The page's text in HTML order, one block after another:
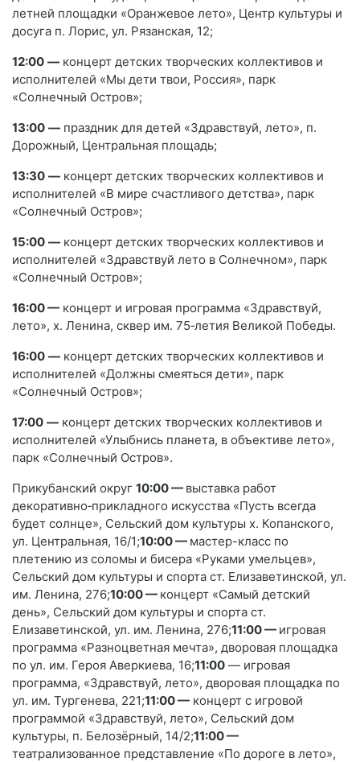
летней площадки «Оранжевое лето», Центр культуры и
досуга п. Лорис, ул. Рязанская, 12;
12:00 — концерт детских творческих коллективов и
исполнителей «Мы дети твои, Россия», парк
«Солнечный Остров»;
13:00 — праздник для детей «Здравствуй, лето», п.
Дорожный, Центральная площадь;
13:30 — концерт детских творческих коллективов и
исполнителей «В мире счастливого детства», парк
«Солнечный Остров»;
15:00 — концерт детских творческих коллективов и
исполнителей «Здравствуй лето в Солнечном», парк
«Солнечный Остров»;
16:00— концерт и игровая программа «Здравствуй,
лето», х. Ленина, сквер им. 75‑летия Великой Победы.
16:00 — концерт детских творческих коллективов и
исполнителей «Должны смеяться дети», парк
«Солнечный Остров»;
17:00 — концерт детских творческих коллективов и
исполнителей «Улыбнись планета, в объективе лето»,
парк «Солнечный Остров».
Прикубанский округ 10:00 — выставка работ
декоративно‑прикладного искусства «Пусть всегда
будет солнце», Сельский дом культуры х. Копанского,
ул. Центральная, 16/1;10:00 — мастер-класс по
плетению из соломы и бисера «Руками умельцев»,
Сельский дом культуры и спорта ст. Елизаветинской, ул.
им. Ленина, 276;10:00 — концерт «Самый детский
день», Сельский дом культуры и спорта ст.
Елизаветинской, ул. им. Ленина, 276;11:00 — игровая
программа «Разноцветная мечта», дворовая площадка
по ул. им. Героя Аверкиева, 16;11:00 — игровая
программа, «Здравствуй, лето», дворовая площадка по
ул. им. Тургенева, 221;11:00 — концерт с игровой
программой «Здравствуй, лето», Сельский дом
культуры, п. Белозёрный, 14/2;11:00—
театрализованное представление «По дороге в лето»,